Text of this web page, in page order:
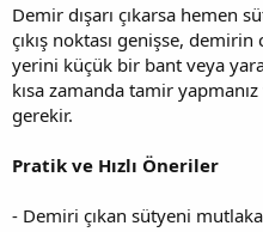
Demir dışarı çıkarsa hemen
çıkış noktası genişse,
yerini küçük bir bant veya
kısa zamanda tamir
gerekir.
Pratik ve Hızlı Öneriler
- Demiri çıkan sütyeni